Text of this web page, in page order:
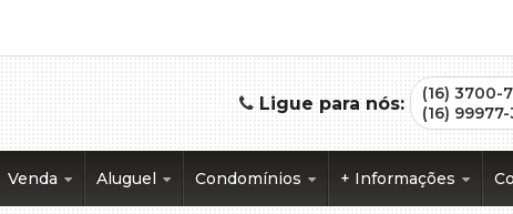
Ligue para nós:
(16) 3700-
(16)
Venda Aluguel Condomínios + Informações